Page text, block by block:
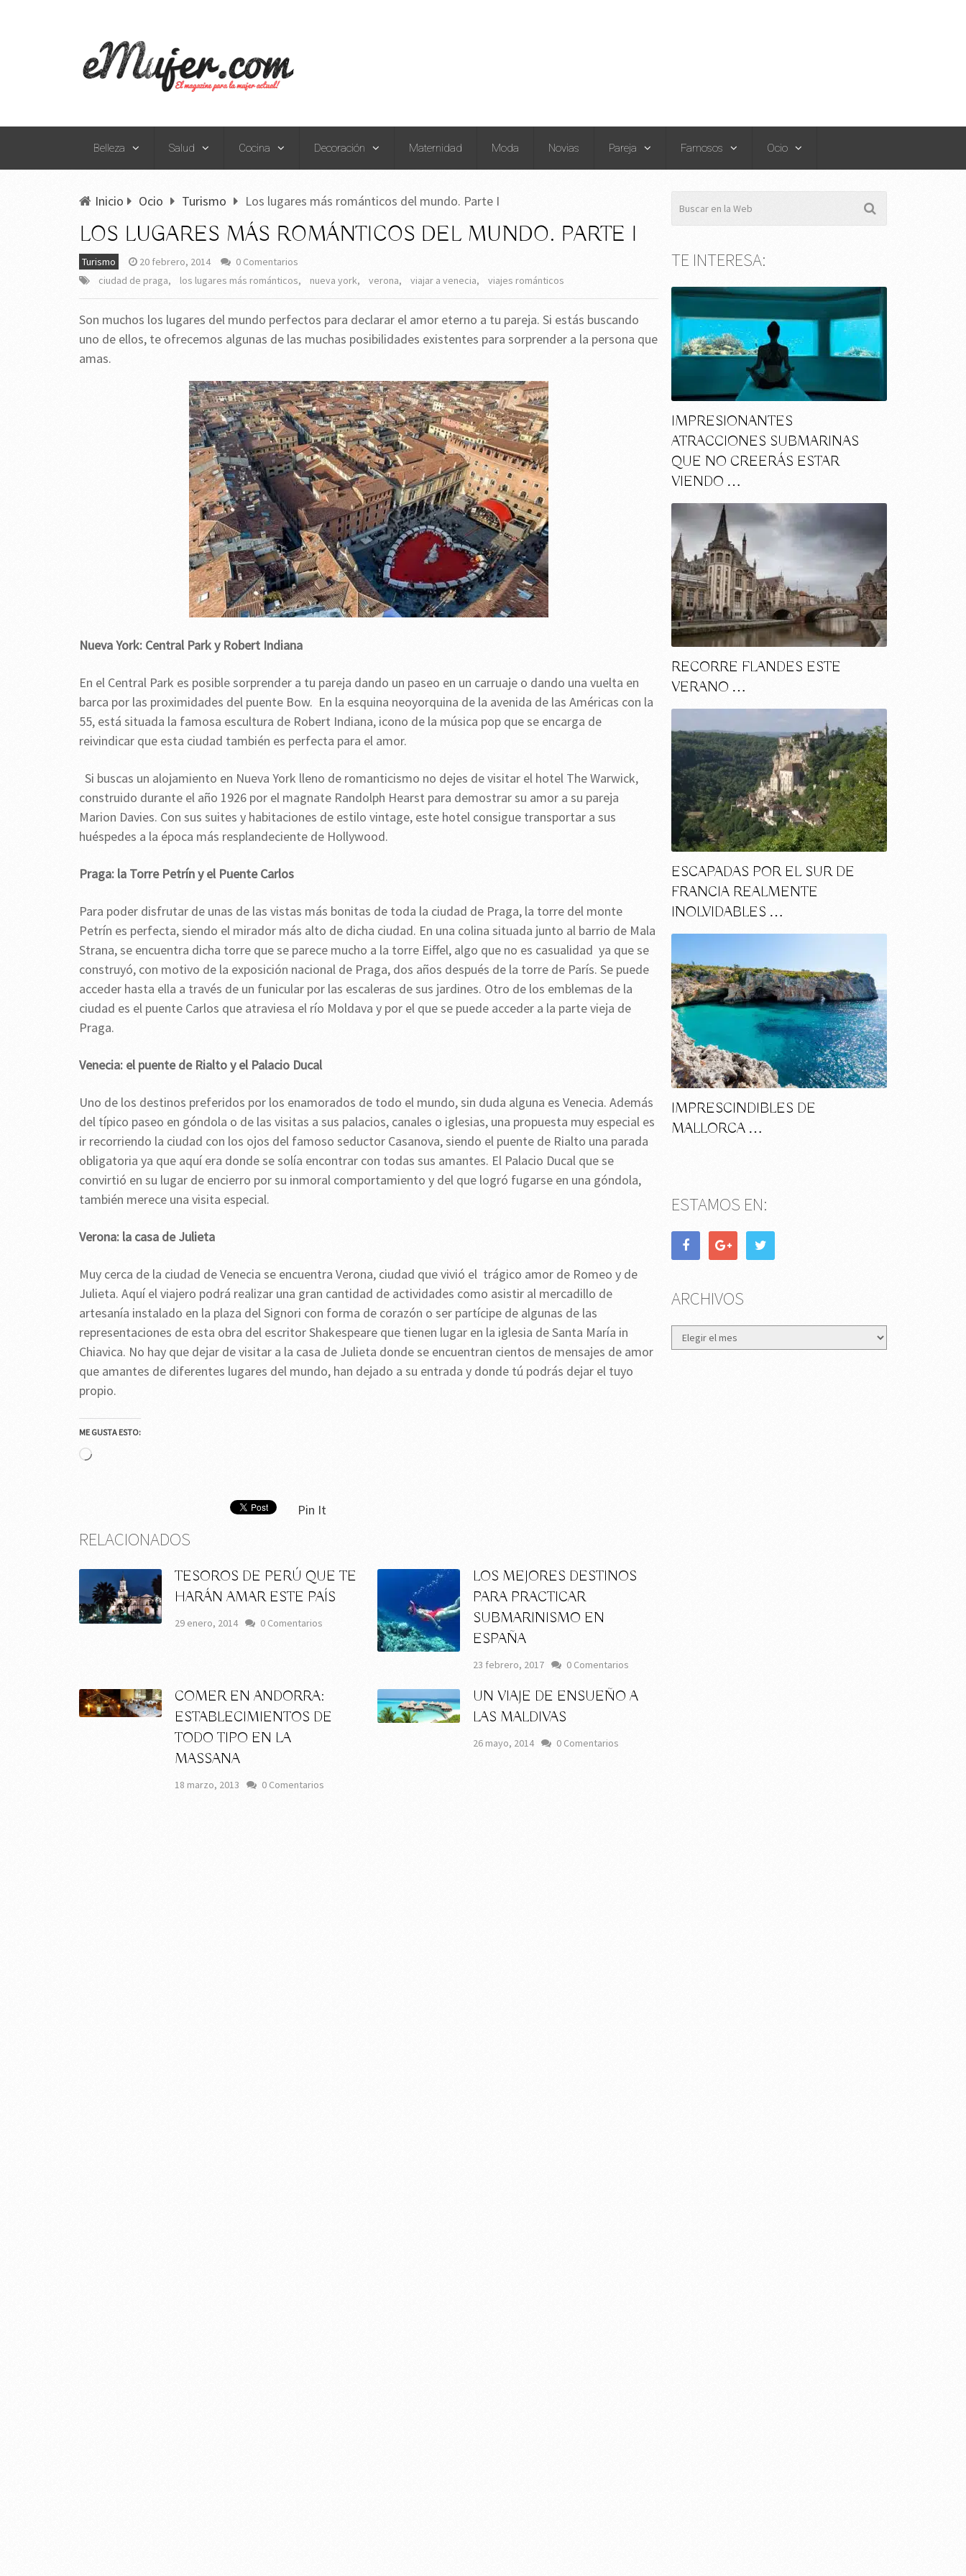
Belleza Salud Cocina Decoración Maternidad Moda Novias Pareja Famosos Ocio
Inicio Ocio Turismo Los lugares más románticos del mundo. Parte I
LOS LUGARES MÁS ROMÁNTICOS DEL MUNDO. PARTE I
Turismo 20 febrero, 2014
0 Comentarios
ciudad de praga, los lugares más románticos, nueva york, verona, viajar a venecia, viajes románticos
Son muchos los lugares del mundo perfectos para declarar el amor eterno a tu pareja. Si estás buscando
uno de ellos, te ofrecemos algunas de las muchas posibilidades existentes para sorprender a la persona que
amas.
Nueva York: Central Park y Robert Indiana
En el Central Park es posible sorprender a tu pareja dando un paseo en un carruaje o dando una vuelta en
barca por las proximidades del puente Bow. En la esquina neoyorquina de la avenida de las Américas con la
55, está situada la famosa escultura de Robert Indiana, icono de la música pop que se encarga de
reivindicar que esta ciudad también es perfecta para el amor.
Si buscas un alojamiento en Nueva York lleno de romanticismo no dejes de visitar el hotel The Warwick,
construido durante el año 1926 por el magnate Randolph Hearst para demostrar su amor a su pareja
Marion Davies. Con sus suites y habitaciones de estilo vintage, este hotel consigue transportar a sus
huéspedes a la época más resplandeciente de Hollywood.
Praga: la Torre Petrín y el Puente Carlos
Para poder disfrutar de unas de las vistas más bonitas de toda la ciudad de Praga, la torre del monte
Petrín es perfecta, siendo el mirador más alto de dicha ciudad. En una colina situada junto al barrio de Mala
Strana, se encuentra dicha torre que se parece mucho a la torre Eiffel, algo que no es casualidad ya que se
construyó, con motivo de la exposición nacional de Praga, dos años después de la torre de París. Se puede
acceder hasta ella a través de un funicular por las escaleras de sus jardines. Otro de los emblemas de la
ciudad es el puente Carlos que atraviesa el río Moldava y por el que se puede acceder a la parte vieja de
Praga.
Venecia: el puente de Rialto y el Palacio Ducal
Uno de los destinos preferidos por los enamorados de todo el mundo, sin duda alguna es Venecia. Además
del típico paseo en góndola o de las visitas a sus palacios, canales o iglesias, una propuesta muy especial es
ir recorriendo la ciudad con los ojos del famoso seductor Casanova, siendo el puente de Rialto una parada
obligatoria ya que aquí era donde se solía encontrar con todas sus amantes. El Palacio Ducal que se
convirtió en su lugar de encierro por su inmoral comportamiento y del que logró fugarse en una góndola,
también merece una visita especial.
Verona: la casa de Julieta
Muy cerca de la ciudad de Venecia se encuentra Verona, ciudad que vivió el trágico amor de Romeo y de
Julieta. Aquí el viajero podrá realizar una gran cantidad de actividades como asistir al mercadillo de
artesanía instalado en la plaza del Signori con forma de corazón o ser partícipe de algunas de las
representaciones de esta obra del escritor Shakespeare que tienen lugar en la iglesia de Santa María in
Chiavica. No hay que dejar de visitar a la casa de Julieta donde se encuentran cientos de mensajes de amor
que amantes de diferentes lugares del mundo, han dejado a su entrada y donde tú podrás dejar el tuyo
propio.
ME GUSTA ESTO:
Cargando...
Pin It
RELACIONADOS
TESOROS DE PERÚ QUE TE
HARÁN AMAR ESTE PAÍS
29 enero, 2014 0 Comentarios
LOS MEJORES DESTINOS
PARA PRACTICAR
SUBMARINISMO EN
ESPAÑA
23 febrero, 2017 0 Comentarios
COMER EN ANDORRA:
ESTABLECIMIENTOS DE
TODO TIPO EN LA
MASSANA
18 marzo, 2013 0 Comentarios
UN VIAJE DE ENSUEÑO A
LAS MALDIVAS
26 mayo, 2014 0 Comentarios
TE INTERESA:
IMPRESIONANTES
ATRACCIONES SUBMARINAS
QUE NO CREERÁS ESTAR
VIENDO …
RECORRE FLANDES ESTE
VERANO …
ESCAPADAS POR EL SUR DE
FRANCIA REALMENTE
INOLVIDABLES …
IMPRESCINDIBLES DE
MALLORCA …
ESTAMOS EN:
ARCHIVOS
Archivos